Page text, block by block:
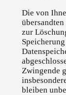
Die von
zur
Zwingende
bleiben